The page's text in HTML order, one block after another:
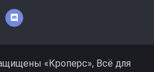
«Кроперс», Всё для